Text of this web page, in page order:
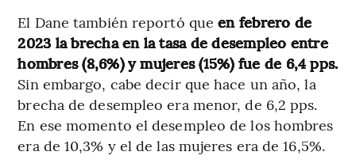
El Dane también reportó queen febrero de
2023 la brecha en la tasa de desempleo entre
hombres (8,6%) y mujeres (15%) fue de 6,4 pps.
Sin embargo, cabe decir que hace un año, la
brecha de desempleo era menor, de 6,2 pps.
En ese momento el desempleo de los hombres
era de 10,3% y el de las mujeres era de 16,5%.